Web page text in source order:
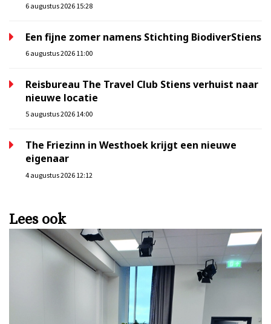
6 augustus 2026 15:28
Een fijne zomer namens Stichting BiodiverStiens
6 augustus 2026 11:00
Reisbureau The Travel Club Stiens verhuist naar
nieuwe locatie
5 augustus 2026 14:00
The Friezinn in Westhoek krijgt een nieuwe
eigenaar
4 augustus 2026 12:12
Lees ook